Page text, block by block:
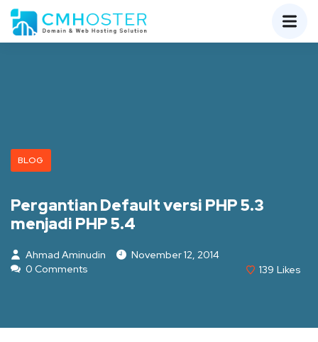
BLOG
Pergantian Default versi PHP 5.3
menjadi PHP 5.4
Ahmad Aminudin
November 12, 2014
0 Comments
139 Likes